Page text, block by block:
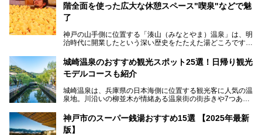
階全面を使った広大な休憩スペース"喫泉"などで魅
了
神戸の山手側に位置する「湊山（みなとやま）温泉」は、明
治時代に開業したという深い歴史をたたえた湯どころです。
っぱいに浮かぶアヒルちゃん。さらに、ゆったりくつろげて
コワーキングも可能な休憩スペースも人気に。斬新な企画や
設備で人々をアッと驚かせる湊山温泉の魅力をリポートしま
城崎温泉のおすすめ観光スポット25選！日帰り観光
モデルコースも紹介
城崎温泉は、兵庫県の日本海側に位置する観光客に人気の温
泉地。川沿いの柳並木が情緒ある温泉街の街歩きや7つある
られています。鉄道の駅から温泉街が近く、歩いて回るのに
ちょうどよい規模で、日帰りでの訪問にもおすすめです。
神戸市のスーパー銭湯おすすめ15選 【2025年最新
版】